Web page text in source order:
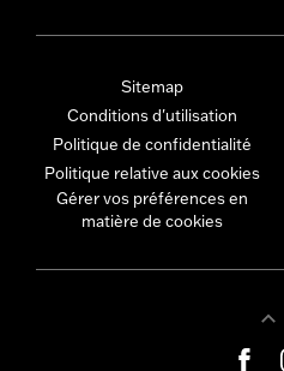
Sitemap
Conditions d'utilisation
Politique de confidentialité
Politique relative aux cookies
Gérer vos préférences en
matière de cookies